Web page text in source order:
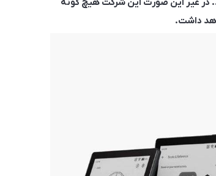
در غیر این صورت این شرکت هیچ گونه
داشت.